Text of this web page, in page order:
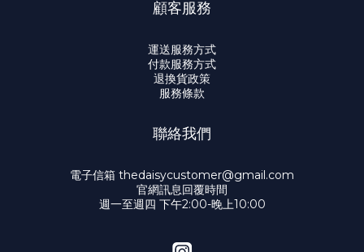
顧客服務
運送服務方式
付款服務方式
退換貨政策
服務條款
聯絡我們
電子信箱 thedaisycustomer@gmail.com
官網訊息回覆時間
週一至週四 下午2:00-晚上10:00